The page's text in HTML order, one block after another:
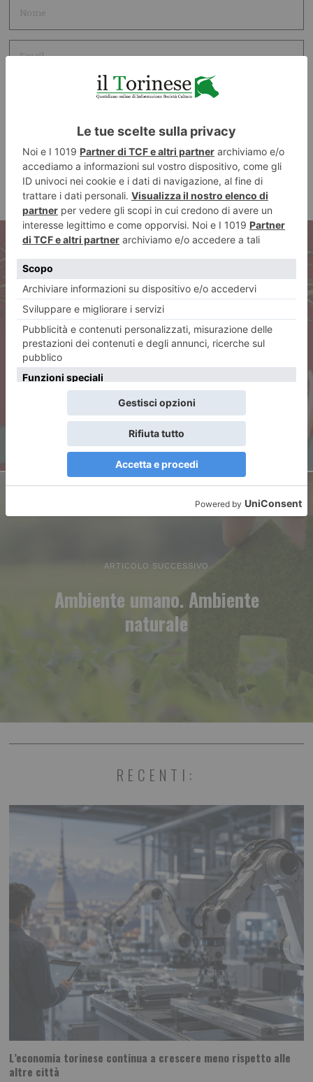
ARTICOLO PRECEDENTE
Il Salone prosegue in 34
librerie
ARTICOLO SUCCESSIVO
Ambiente umano. Ambiente
naturale
RECENTI:
L’economia torinese continua a crescere meno rispetto alle
altre città